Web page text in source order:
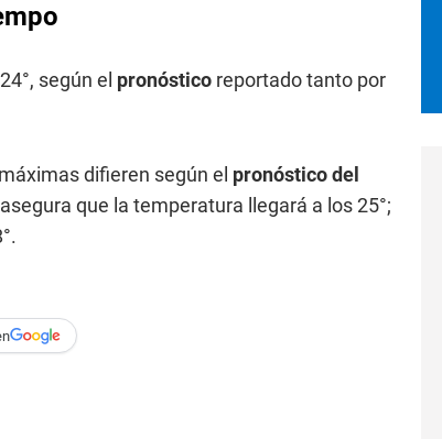
según el pronóstico reportado tanto por
difieren según el pronóstico del
que la temperatura llegará a los 25°;